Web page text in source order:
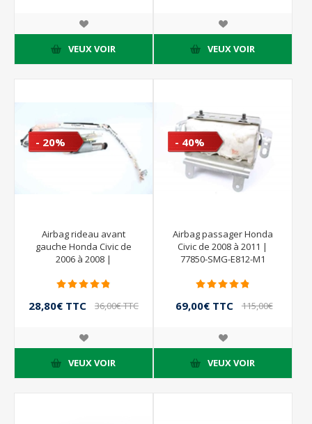
VEUX VOIR VEUX VOIR
- 20%
Airbag rideau avant
gauche Honda Civic de
2006 à 2008 |
28,80€ TTC 36,00€ TTC
VEUX VOIR
- 40%
Airbag passager Honda
Civic de 2008 à 2011 |
77850-SMG-E812-M1
69,00€ TTC
115,00€
VEUX VOIR